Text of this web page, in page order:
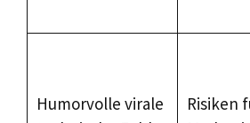
Humorvolle virale
Risiken